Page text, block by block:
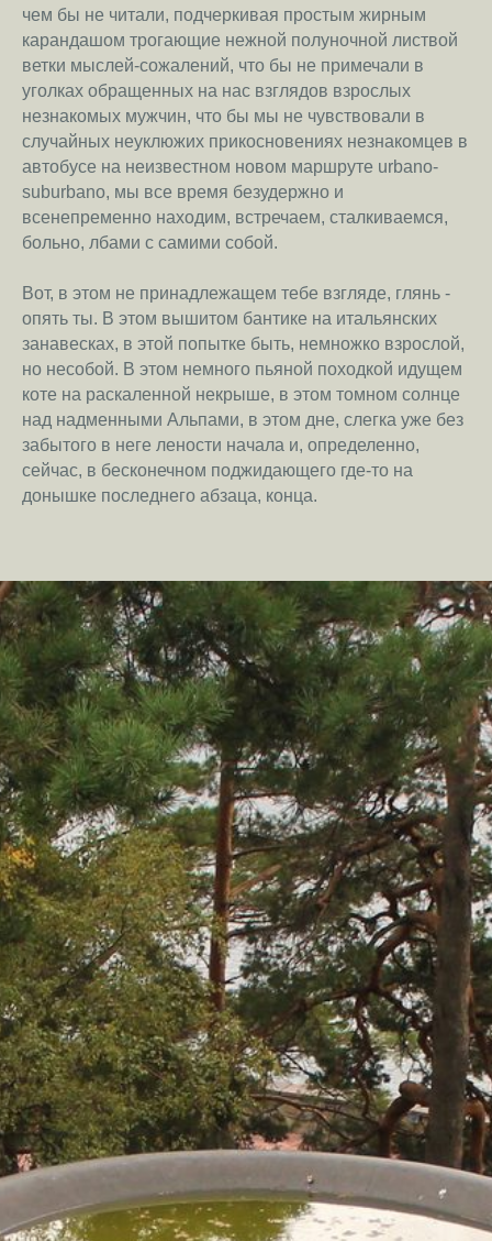
чем бы не читали, подчеркивая простым жирным
карандашом трогающие нежной полуночной листвой
ветки мыслей-сожалений, что бы не примечали в
уголках обращенных на нас взглядов взрослых
незнакомых мужчин, что бы мы не чувствовали в
случайных неуклюжих прикосновениях незнакомцев в
автобусе на неизвестном новом маршруте urbano-
suburbano, мы все время безудержно и
всенепременно находим, встречаем, сталкиваемся,
больно, лбами с самими собой.
Вот, в этом не принадлежащем тебе взгляде, глянь -
опять ты. В этом вышитом бантике на итальянских
занавесках, в этой попытке быть, немножко взрослой,
но несобой. В этом немного пьяной походкой идущем
коте на раскаленной некрыше, в этом томном солнце
над надменными Альпами, в этом дне, слегка уже без
забытого в неге лености начала и, определенно,
сейчас, в бесконечном поджидающего где-то на
донышке последнего абзаца, конца.